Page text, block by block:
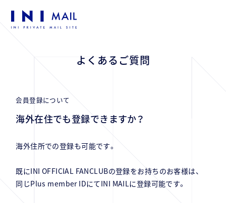
よくあるご質問
会員登録について
海外在住でも登録できますか？
海外住所での登録も可能です。
既にINI OFFICIAL FANCLUBの登録をお持ちのお客様は、
同じPlus member IDにてINI MAILに登録可能です。